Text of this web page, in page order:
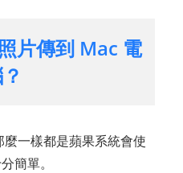
片傳到 Mac 電
一樣都是蘋果系統會使
簡單。